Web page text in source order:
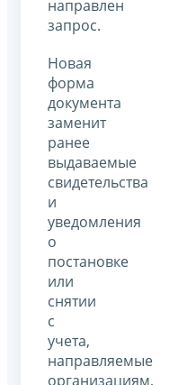
направлен
запрос.
Новая
форма
документа
заменит
ранее
выдаваемые
свидетельства
и
уведомления
о
постановке
или
снятии
с
учета,
направляемые
организациям,